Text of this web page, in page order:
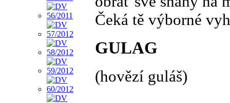
Čeká tě výborné
GULAG
(hovězí guláš)